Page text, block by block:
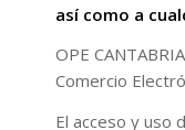
así como a
OPE
Comercio
El acceso y uso